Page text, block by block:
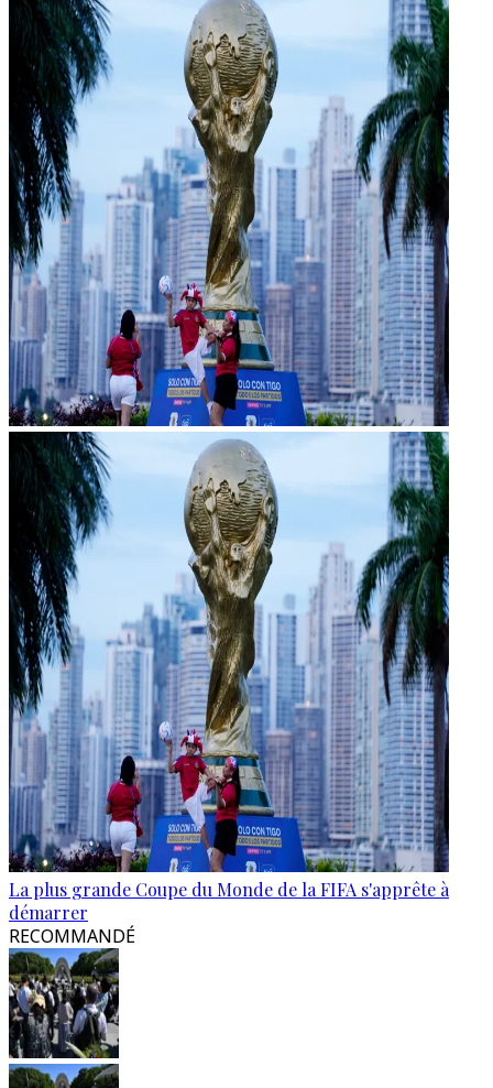
La plus grande Coupe du Monde de la FIFA s'apprête à
démarrer
RECOMMANDÉ